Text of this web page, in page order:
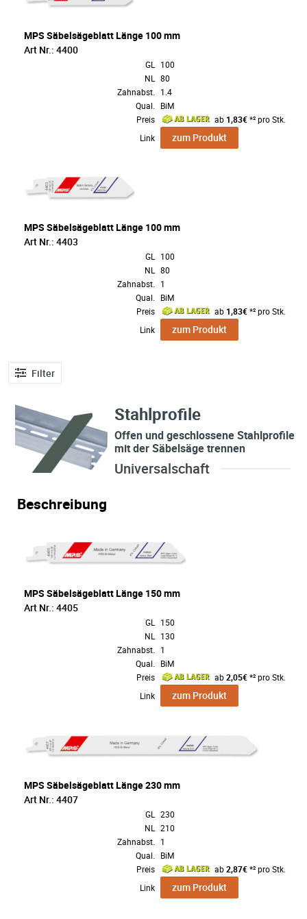
MPS Säbelsägeblatt Länge 100 mm
Art Nr.: 4400
GL
100
NL
80
Zahnabst.
1.4
Qual.
BiM
Preis
ab 1,83€*² pro Stk.
Link
zum Produkt
MPS Säbelsägeblatt Länge 100 mm
Art Nr.: 4403
GL
100
NL
80
Zahnabst.
1
Qual.
BiM
Preis
ab 1,83€*² pro Stk.
Link
zum Produkt
Filter
Stahlprofile
Offen und geschlossene Stahlprofile
mit der Säbelsäge trennen
Universalschaft
Beschreibung
MPS Säbelsägeblatt Länge 150 mm
Art Nr.: 4405
GL
150
NL
130
Zahnabst.
1
Qual.
BiM
Preis
ab2,05€*² pro Stk.
Link
zum Produkt
MPS Säbelsägeblatt Länge 230 mm
Art Nr.: 4407
GL
230
NL
210
Zahnabst.
1
Qual.
BiM
Preis
ab2,87€*² pro Stk.
Link
zum Produkt